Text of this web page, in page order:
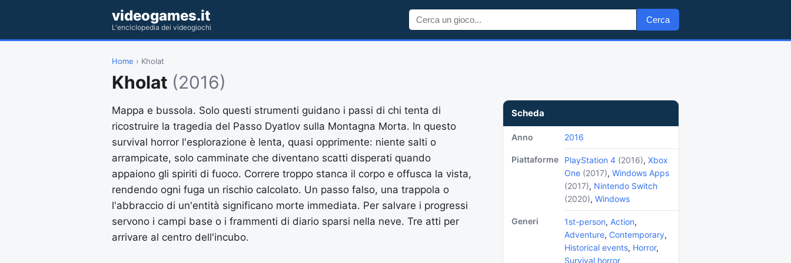
videogames.it
L'enciclopedia dei videogiochi
Cerca
Home › Kholat
Kholat (2016)
Scheda
Anno 2016
Piattaforme PlayStation 4 (2016), Xbox
One (2017), Windows Apps
(2017), Nintendo Switch
(2020), Windows
Generi 1st-person, Action,
Adventure, Contemporary,
Historical events, Horror,
Survival horror
Mappa e bussola. Solo questi strumenti guidano i passi di chi tenta di
ricostruire la tragedia del Passo Dyatlov sulla Montagna Morta. In questo
survival horror l'esplorazione è lenta, quasi opprimente: niente salti o
arrampicate, solo camminate che diventano scatti disperati quando
appaiono gli spiriti di fuoco. Correre troppo stanca il corpo e offusca la vista,
rendendo ogni fuga un rischio calcolato. Un passo falso, una trappola o
l'abbraccio di un'entità significano morte immediata. Per salvare i progressi
servono i campi base o i frammenti di diario sparsi nella neve. Tre atti per
arrivare al centro dell'incubo.